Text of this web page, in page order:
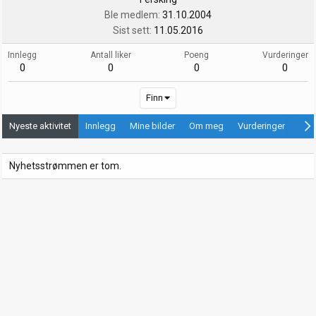
Ble medlem 31.10.2004
Sist sett 11.05.2016
Innlegg
0
Antall liker
0
Poeng
0
Vurderinger
0
Finn
Nyeste aktivitet Innlegg Mine bilder Om meg Vurderinger
Nyhetsstrømmen er tom.